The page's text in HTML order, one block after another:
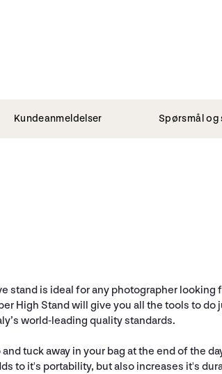
Kundeanmeldelser Spørsmål og
stand is ideal for any photographer
High Stand will give you all the tools to do
world-leading quality standards.
tuck away in your bag at the end of the
to it's portability, but also increases it's